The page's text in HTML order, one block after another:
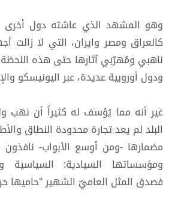
وهو المشهد الذي عاشته دول
كالعراق ومصر وايران، التي لا زالت
ناهبي ومُهرّبي آثارها حتى هذه
ودول أوروبية عديدة، عبر اليونيسكو
غير أنه مما يُؤسف له كثيراً أن نهب
البلد لم يعد تجارة محدودة النطاق
مضمارها -ومن أوسع الأبواب- نافذون
ومؤسساتها السيادية: السياسية
فصدق المثل العاميّ الشهير "حاميها